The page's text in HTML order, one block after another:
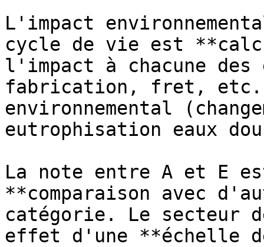
L'impact
cycle de vie est
l'impact à chacune
fabrication, fret,
environnemental
eutrophisation eaux
La note entre A et E
**comparaison avec
catégorie. Le secteur
effet d'une **échelle